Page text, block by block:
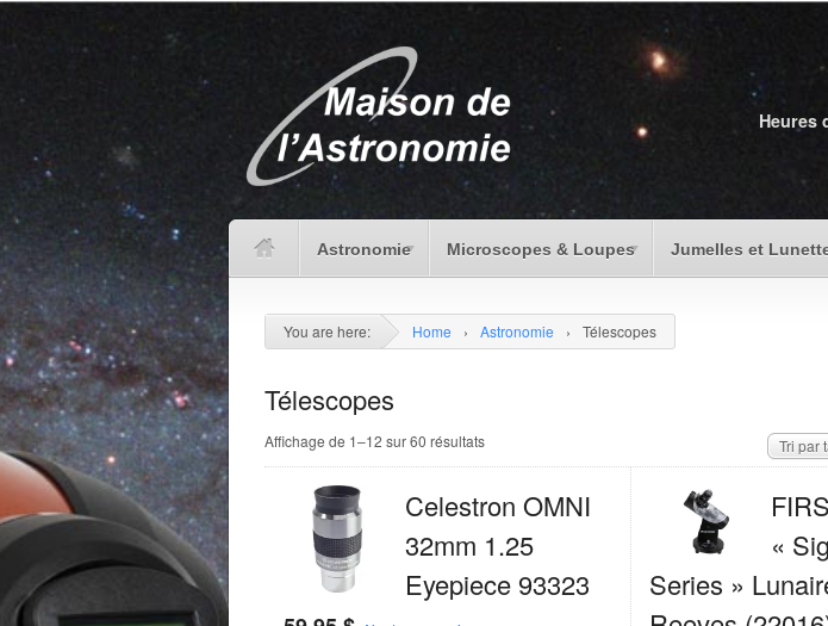
Heures
Astronomie Microscopes & Loupes Jumelles et
You are here: Home › Astronomie › Télescopes
Télescopes
Affichage de 1–12 sur 60 résultats Tri par
Celestron OMNI
32mm 1.25
Eyepiece 93323
«
Series »